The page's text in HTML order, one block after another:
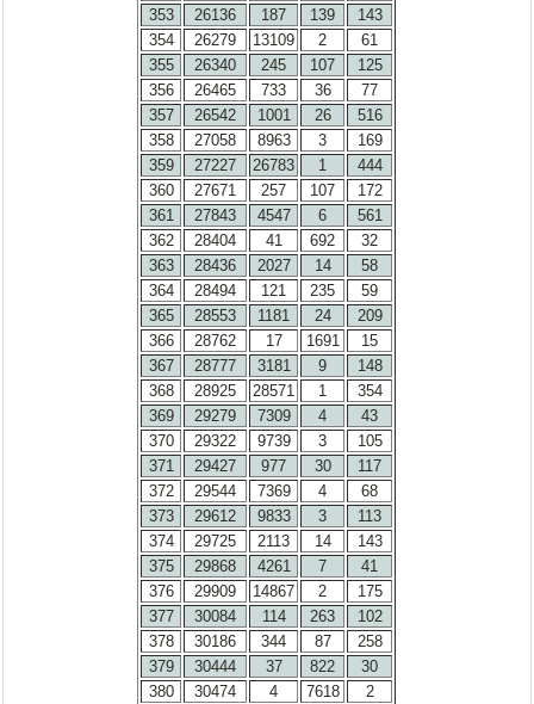
353
26136 187 139
143
354
26279 13109 2
61
355
26340 245 107
125
356
26465 733 36
77
357
26542 1001 26
516
358
27058 8963 3
169
359
27227 26783 1
444
360
27671 257 107
172
361
27843 4547 6
561
362
28404 41 692
32
363
28436 2027 14
58
364
28494 121 235
59
365
28553 1181 24
209
366
28762 17 1691
15
367
28777 3181 9
148
368
28925 28571 1
354
369
29279 7309 4
43
370
29322 9739 3
105
371
29427 977 30
117
372
29544 7369 4
68
373
29612 9833 3
113
374
29725 2113 14
143
375
29868 4261 7
41
376
29909 14867 2
175
377
30084 114 263
102
378
30186 344 87
258
379
30444 37 822
30
380
30474 4 7618
2